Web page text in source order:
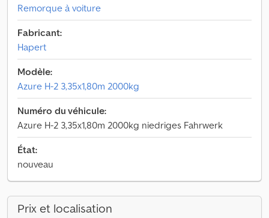
Remorque à voiture
Fabricant:
Hapert
Modèle:
Azure H-2 3,35x1,80m 2000kg
Numéro du véhicule:
Azure H-2 3,35x1,80m 2000kg niedriges Fahrwerk
État:
nouveau
Prix et localisation